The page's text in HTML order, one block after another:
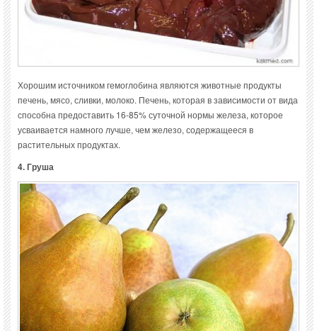
Хорошим источником гемоглобина являются животные продукты
печень, мясо, сливки, молоко. Печень, которая в зависимости от вида
способна предоставить 16-85% суточной нормы железа, которое
усваивается намного лучше, чем железо, содержащееся в
растительных продуктах.
4. Груша